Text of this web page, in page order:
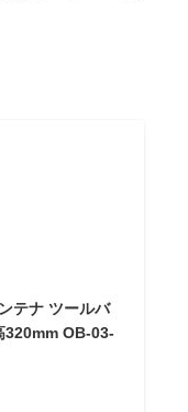
テナ ツールバ
320mm OB-03-